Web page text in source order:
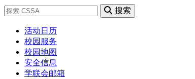
搜索
活动日历
校园服务
校园地图
安全信息
学联会邮箱